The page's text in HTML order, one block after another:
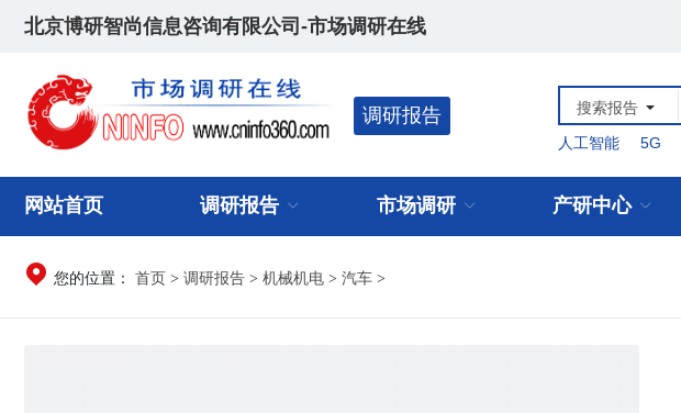
北京博研智尚信息咨询有限公司-市场调研在线
调研报告
搜索报告
人工智能
5G
网站首页 调研报告 市场调研 产研中心
您的位置： 首页 > 调研报告 > 机械机电 > 汽车 >